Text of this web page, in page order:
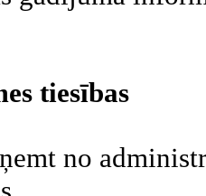
tiesības
no